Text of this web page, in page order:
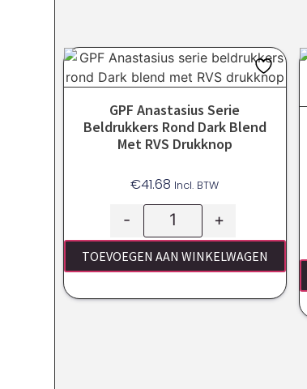
GPF Anastasius Serie
Beldrukkers Rond Dark Blend
Met RVS Drukknop
€41.68 Incl. BTW
- +
TOEVOEGEN AAN WINKELWAGEN